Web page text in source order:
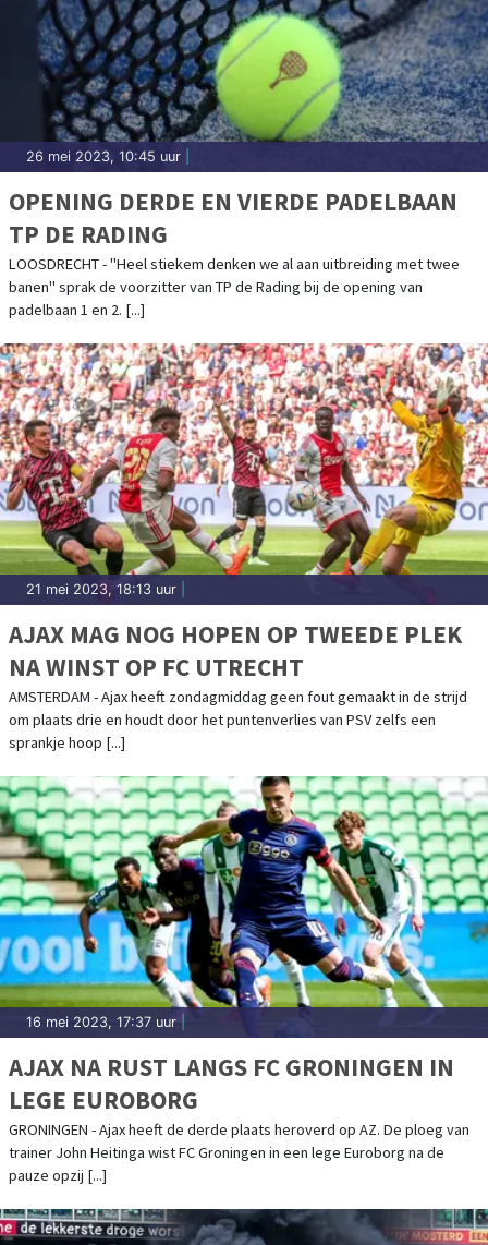
26 mei 2023, 10:45 uur
OPENING DERDE EN VIERDE PADELBAAN
TP DE RADING
LOOSDRECHT - "Heel stiekem denken we al aan uitbreiding met twee
banen" sprak de voorzitter van TP de Rading bij de opening van
padelbaan 1 en 2. [...]
21 mei 2023, 18:13 uur
AJAX MAG NOG HOPEN OP TWEEDE PLEK
NA WINST OP FC UTRECHT
AMSTERDAM - Ajax heeft zondagmiddag geen fout gemaakt in de strijd
om plaats drie en houdt door het puntenverlies van PSV zelfs een
sprankje hoop [...]
16 mei 2023, 17:37 uur
AJAX NA RUST LANGS FC GRONINGEN IN
LEGE EUROBORG
GRONINGEN - Ajax heeft de derde plaats heroverd op AZ. De ploeg van
trainer John Heitinga wist FC Groningen in een lege Euroborg na de
pauze opzij [...]